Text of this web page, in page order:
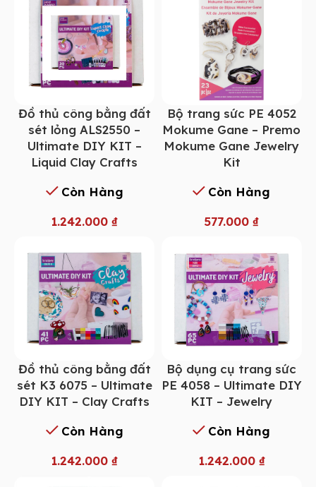
Đồ thủ công bằng đất
sét lỏng ALS2550 –
Ultimate DIY KIT –
Liquid Clay Crafts
Còn Hàng
1.242.000 ₫
Bộ trang sức PE 4052
Mokume Gane – Premo
Mokume Gane Jewelry
Kit
Còn Hàng
577.000₫
Đồ thủ công bằng đất
sét K3 6075 – Ultimate
DIY KIT – Clay Crafts
Còn Hàng
1.242.000 ₫
Bộ dụng cụ trang sức
PE 4058 – Ultimate DIY
KIT – Jewelry
Còn Hàng
1.242.000 ₫